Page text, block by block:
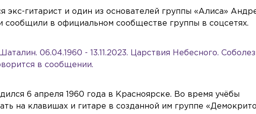
экс-гитарист и один из основателей группы «Алиса»
сообщили в официальном сообществе группы в соцсетях.
06.04.1960 - 13.11.2023. Царствия Небесного.
в сообщении.
6 апреля 1960 года в Красноярске. Во время учёбы
на клавишах и гитаре в созданной им группе